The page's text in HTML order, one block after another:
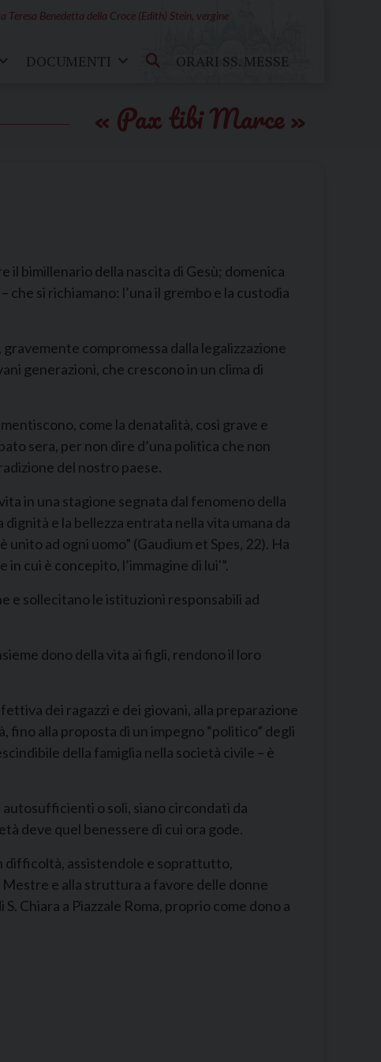
Teresa Benedetta della Croce (Edith) Stein, vergine
DOCUMENTI ORARI SS. MESSE
Pax tibi Marce
il bimillenario della nascita di Gesù; domenica
che si richiamano: l’una il grembo e la custodia
compromessa dalla legalizzazione
generazioni, che crescono in un clima di
come la denatalità, così grave e
sera, per non dire d’una politica che non
del nostro paese.
in una stagione segnata dal fenomeno della
e la bellezza entrata nella vita umana da
unito ad ogni uomo” (Gaudium et Spes, 22). Ha
cui è concepito, l’immagine di lui'”.
e sollecitano le istituzioni responsabili ad
dono della vita ai figli, rendono il loro
dei ragazzi e dei giovani, alla preparazione
alla proposta di un impegno “politico” degli
della famiglia nella società civile – è
o soli, siano circondati da
deve quel benessere di cui ora gode.
difficoltà, assistendole e soprattutto,
Mestre e alla struttura a favore delle donne
Chiara a Piazzale Roma, proprio come dono a